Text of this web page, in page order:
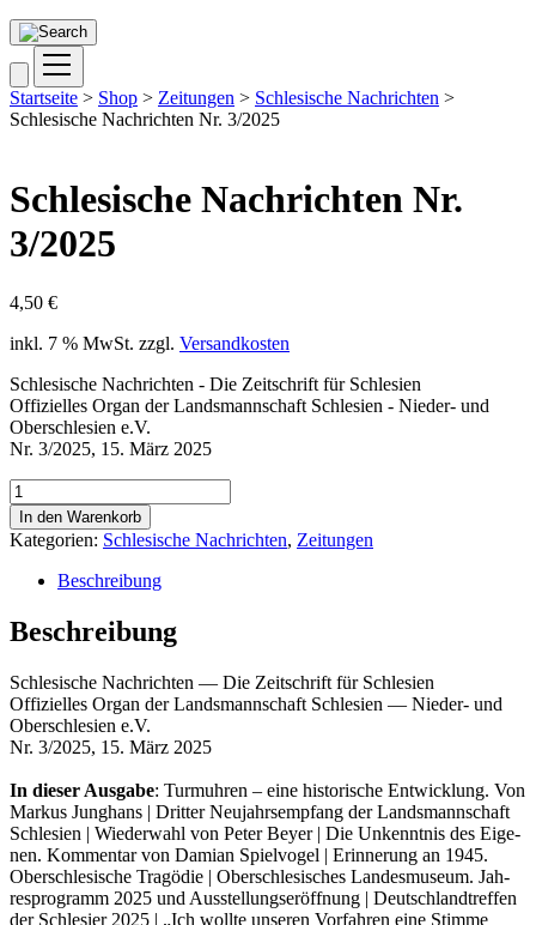
Startseite > Shop > Zeitungen > Schlesische Nachrichten >
Schlesische Nachrichten Nr. 3/2025
Schlesische Nachrichten Nr.
3/2025
4,50 €
inkl. 7 % MwSt. zzgl. Versandkosten
Schlesische Nachrichten - Die Zeitschrift für Schlesien
Offizielles Organ der Landsmannschaft Schlesien - Nieder- und
Oberschlesien e.V.
Nr. 3/2025, 15. März 2025
Schlesische
Nachrichten
Nr.
3/2025
Menge
In den Warenkorb
Kategorien: Schlesische Nachrichten, Zeitungen
Beschreibung
Beschreibung
Schle­si­sche Nach­rich­ten — Die Zeit­schrift für Schlesien
Offi­zi­el­les Organ der Lands­mann­schaft Schle­si­en — Nie­der- und
Ober­schle­si­en e.V.
Nr. 3/2025, 15. März 2025
In die­ser Aus­ga­be: Turm­uh­ren – eine his­to­ri­sche Ent­wick­lung. Von
Mar­kus Jung­hans | Drit­ter Neu­jahrs­emp­fang der Lands­mann­schaft
Schle­si­en | Wie­der­wahl von Peter Bey­er | Die Unkennt­nis des Eige­
nen. Kom­men­tar von Dami­an Spiel­vo­gel | Erin­ne­rung an 1945.
Ober­schle­si­sche Tra­gö­die | Ober­schle­si­sches Lan­des­mu­se­um. Jah­
res­pro­gramm 2025 und Aus­stel­lungs­er­öff­nung | Deutsch­land­tref­fen
der Schle­si­er 2025 | „Ich woll­te unse­ren Vor­fah­ren eine Stim­me